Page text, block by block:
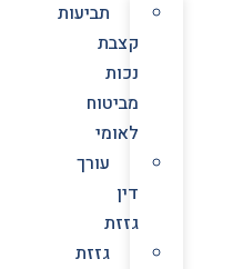
תביעות
קצבת
נכות
מביטוח
לאומי
עורך
דין
גזזת
גזזת